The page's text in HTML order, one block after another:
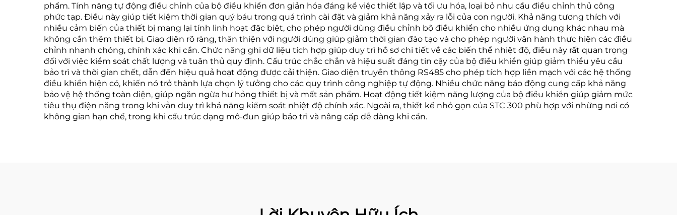
phẩm. Tính năng tự động điều chỉnh của bộ điều khiển đơn giản hóa đáng kể việc thiết lập và tối ưu hóa, loại bỏ nhu cầu điều chỉnh thủ công
phức tạp. Điều này giúp tiết kiệm thời gian quý báu trong quá trình cài đặt và giảm khả năng xảy ra lỗi của con người. Khả năng tương thích với
nhiều cảm biến của thiết bị mang lại tính linh hoạt đặc biệt, cho phép người dùng điều chỉnh bộ điều khiển cho nhiều ứng dụng khác nhau mà
không cần thêm thiết bị. Giao diện rõ ràng, thân thiện với người dùng giúp giảm thời gian đào tạo và cho phép người vận hành thực hiện các điều
chỉnh nhanh chóng, chính xác khi cần. Chức năng ghi dữ liệu tích hợp giúp duy trì hồ sơ chi tiết về các biến thể nhiệt độ, điều này rất quan trọng
đối với việc kiểm soát chất lượng và tuân thủ quy định. Cấu trúc chắc chắn và hiệu suất đáng tin cậy của bộ điều khiển giúp giảm thiểu yêu cầu
bảo trì và thời gian chết, dẫn đến hiệu quả hoạt động được cải thiện. Giao diện truyền thông RS485 cho phép tích hợp liền mạch với các hệ thống
điều khiển hiện có, khiến nó trở thành lựa chọn lý tưởng cho các quy trình công nghiệp tự động. Nhiều chức năng báo động cung cấp khả năng
bảo vệ hệ thống toàn diện, giúp ngăn ngừa hư hỏng thiết bị và mất sản phẩm. Hoạt động tiết kiệm năng lượng của bộ điều khiển giúp giảm mức
tiêu thụ điện năng trong khi vẫn duy trì khả năng kiểm soát nhiệt độ chính xác. Ngoài ra, thiết kế nhỏ gọn của STC 300 phù hợp với những nơi có
không gian hạn chế, trong khi cấu trúc dạng mô-đun giúp bảo trì và nâng cấp dễ dàng khi cần.